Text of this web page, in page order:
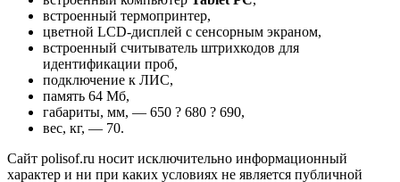
встроенный термопринтер,
цветной LCD-дисплей с сенсорным экраном,
встроенный считыватель штрихкодов для
идентификации проб,
подключение к ЛИС,
память 64 Мб,
габариты, мм, — 650 ? 680 ? 690,
вес, кг, — 70.
Сайт polisof.ru носит исключительно информационный
характер и ни при каких условиях не является публичной